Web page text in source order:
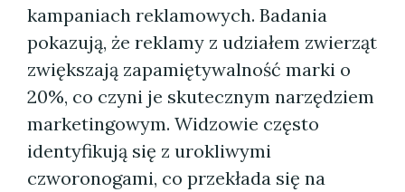
kampaniach reklamowych. Badania
pokazują, że reklamy z udziałem zwierząt
zwiększają zapamiętywalność marki o
20%, co czyni je skutecznym narzędziem
marketingowym. Widzowie często
identyfikują się z urokliwymi
czworonogami, co przekłada się na